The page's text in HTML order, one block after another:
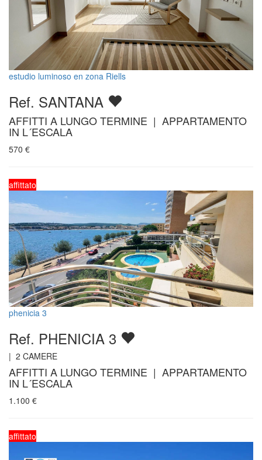
estudio luminoso en zona Riells
Ref. SANTANA
AFFITTI A LUNGO TERMINE | APPARTAMENTO
IN L´ESCALA
570 €
affittato
phenicia 3
Ref. PHENICIA 3
| 2 CAMERE
AFFITTI A LUNGO TERMINE | APPARTAMENTO
IN L´ESCALA
1.100 €
affittato